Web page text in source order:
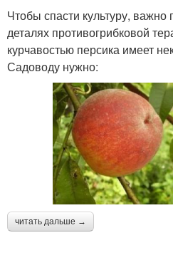
Чтобы спасти культуру, важно
деталях противогрибковой
курчавостью персика имеет
Садоводу нужно:
читать дальше →